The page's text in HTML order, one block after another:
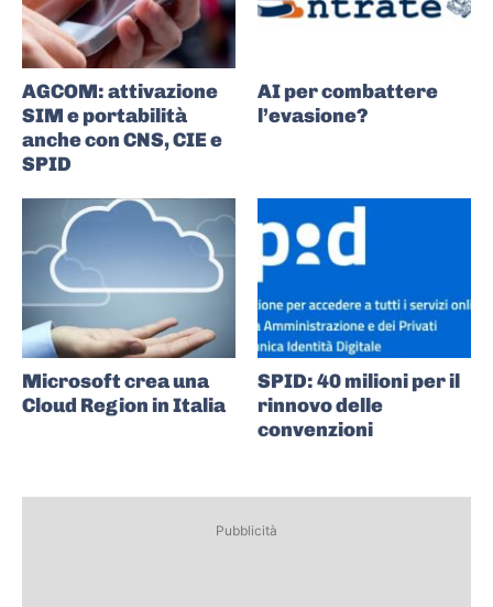
AGCOM: attivazione
SIM e portabilità
anche con CNS, CIE e
SPID
AI per combattere
l’evasione?
Microsoft crea una
Cloud Region in Italia
SPID: 40 milioni per il
rinnovo delle
convenzioni
Pubblicità